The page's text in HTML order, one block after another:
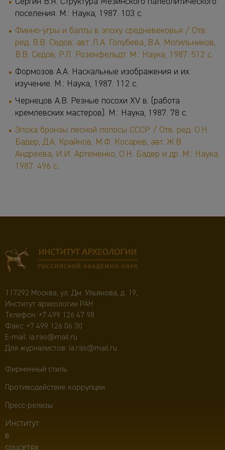
поселения. М.: Наука, 1987. 103 с.
Финно-угры и балты в эпоху средневековья / Отв.
ред. В.В. Седов; авт. Л.А. Голубева, В.А. Могильников,
В.В. Седов, Р.Л. Розенфельдт. М.: Наука, 1987. 512 с.
Формозов А.А. Наскальные изображения и их
изучение. М.: Наука, 1987. 112 с.
Чернецов А.В. Резные посохи XV в. (работа
кремлевских мастеров). М.: Наука, 1987. 78 с.
Эпоха бронзы лесной полосы СССР / Отв. ред. О.Н.
Бадер, Д.А. Крайнов, М.Ф. Косарев; авт. Ж.В.
Андреева, И.И. Артеменко, О.Н. Бадер и др. М.: Наука,
1987. 496 с.
117292 Москва, ул. Дм. Ульянова, д. 19,
Институт археологии РАН
Телефон: +7 499 126 47 98
Факс: +7 499 126 06 30
E-mail: ia.ras@mail.ru
Для журналистов: ia.ras@mail.ru
Фирменный стиль
Противодействие коррупции
Пресс-релизы
Институт
в
соцсетях